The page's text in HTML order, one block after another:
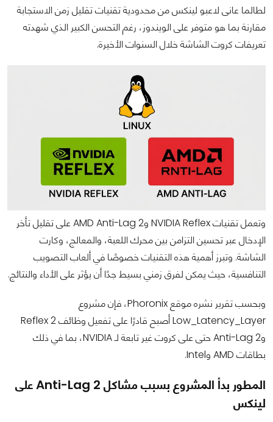
لطالما عانى لاعبو لينكس من محدودية تقنيات تقليل زمن الاستجابة
مقارنة بما هو متوفر على الويندوز، رغم التحسن الكبير الذي شهدته
تعريفات كروت الشاشة خلال السنوات الأخيرة.
وتعمل تقنيات NVIDIA Reflex وAMD Anti-Lag 2 على تقليل تأخر
الإدخال عبر تحسين التزامن بين محرك اللعبة، والمعالج، وكارت
الشاشة. وتبرز أهمية هذه التقنيات خصوصًا في ألعاب التصويب
التنافسية، حيث يمكن لفرق زمني بسيط جدًا أن يؤثر على الأداء والنتائج.
وبحسب تقرير نشره موقع Phoronix، فإن مشروع
Low_Latency_Layer أصبح قادرًا على تفعيل وظائف Reflex 2
وAnti-Lag 2 حتى على كروت غير تابعة لـ NVIDIA، بما في ذلك
بطاقات AMD وIntel.
المطور بدأ المشروع بسبب مشاكل Anti-Lag 2 على
لينكس